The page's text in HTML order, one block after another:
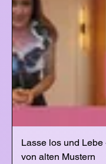
Lasse los und Lebe
von alten Mustern